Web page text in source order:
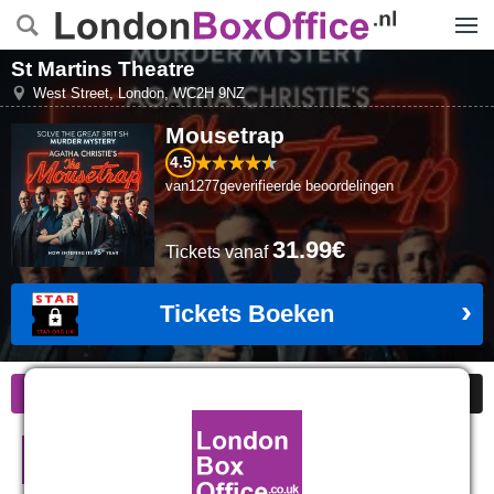
St Martins Theatre
West Street,London,WC2H 9NZ
Mousetrap
4.5
van1277geverifieerde beoordelingen
Ticketsvanaf31.99€
Tickets Boeken
Mousetrap in Londen